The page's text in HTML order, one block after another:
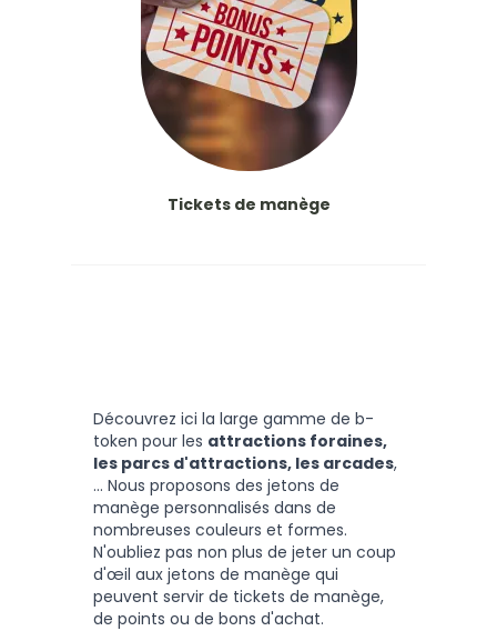
Tickets de manège
Découvrez ici la large gamme de b-
token pour les attractions foraines,
les parcs d'attractions, les arcades,
... Nous proposons des jetons de
manège personnalisés dans de
nombreuses couleurs et formes.
N'oubliez pas non plus de jeter un coup
d'œil aux jetons de manège qui
peuvent servir de tickets de manège,
de points ou de bons d'achat.